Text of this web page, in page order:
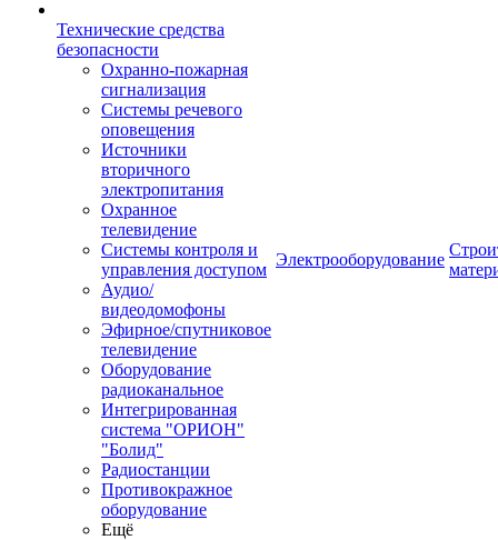
Технические средства
безопасности
Охранно-пожарная
сигнализация
Системы речевого
оповещения
Источники
вторичного
электропитания
Охранное
телевидение
Системы контроля и
управления доступом
Аудио/
видеодомофоны
Эфирное/спутниковое
телевидение
Оборудование
радиоканальное
Интегрированная
система "ОРИОН"
"Болид"
Радиостанции
Противокражное
оборудование
Ещё
Электрооборудование